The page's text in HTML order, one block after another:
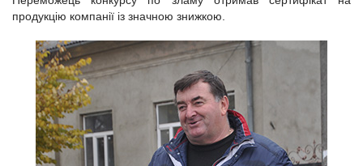
продукцію компанії із значною знижкою.